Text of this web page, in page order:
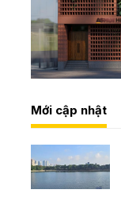
Mới cập nhật